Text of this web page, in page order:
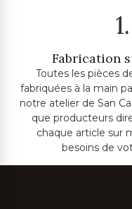
1.
Fabrication
Toutes les pièces
fabriquées à la main
notre atelier de San
que producteurs
chaque article sur
besoins de